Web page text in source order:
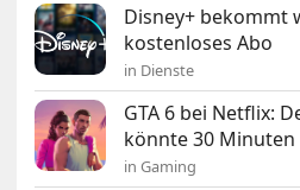
Disney+ bekommt
kostenloses Abo
in Dienste
GTA 6 bei Netflix:
könnte 30 Minuten
in Gaming